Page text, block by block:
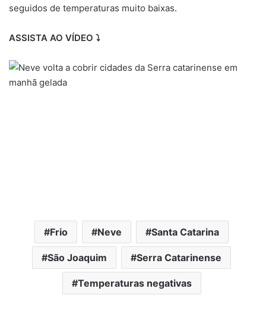
seguidos de temperaturas muito baixas.
ASSISTA AO VÍDEO ⤵️
Frio Neve Santa Catarina
São Joaquim Serra Catarinense
Temperaturas negativas